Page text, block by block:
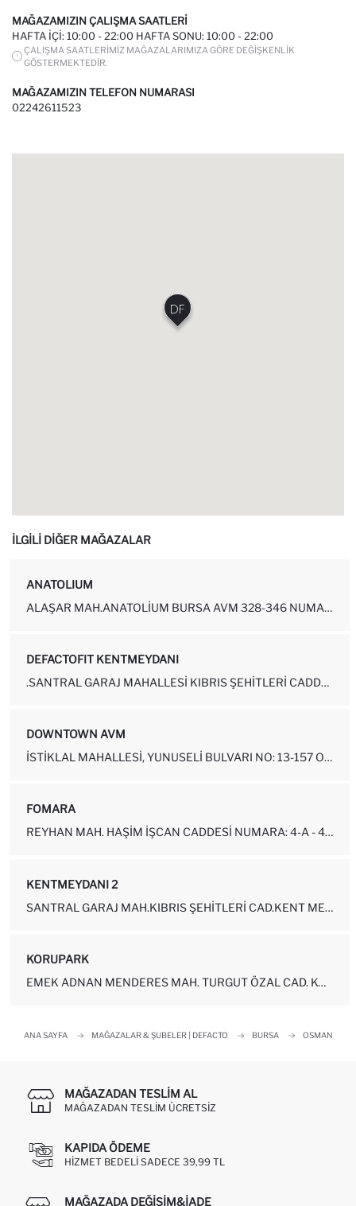
MAĞAZAMIZIN ÇALIŞMA SAATLERI
HAFTA IÇI: 10:00 - 22:00 HAFTA SONU: 10:00 - 22:00
ÇALIŞMA SAATLERIMIZ MAĞAZALARIMIZA GÖRE DEĞIŞKENLIK
GÖSTERMEKTEDIR.
MAĞAZAMIZIN TELEFON NUMARASI
02242611523
İLGİLİ DİĞER MAĞAZALAR
ANATOLIUM
ALAŞAR MAH.ANATOLIUM BURSA AVM 328-346 NUMARALI OSMANGAZI - BURSA
DEFACTOFIT KENTMEYDANI
.SANTRAL GARAJ MAHALLESI KIBRIS ŞEHITLERI CADDESI NUMARA: 64-Z08 OS...
DOWNTOWN AVM
İSTIKLAL MAHALLESI, YUNUSELI BULVARI NO: 13-157 OSMANGAZI-BURSA
FOMARA
REYHAN MAH. HAŞIM İŞCAN CADDESI NUMARA: 4-A - 4-B OSMANGAZI - BURSA
KENTMEYDANI 2
SANTRAL GARAJ MAH.KIBRIS ŞEHITLERI CAD.KENT MEYDANI AVM NO: 64 MAĞA...
KORUPARK
EMEK ADNAN MENDERES MAH. TURGUT ÖZAL CAD. KORUPARK AVM NO: 2-150B
ANA SAYFA MAĞAZALAR & ŞUBELER | DEFACTO BURSA OSMANGAZI
MAĞAZADAN TESLIM AL
MAĞAZADAN TESLIM ÜCRETSIZ
KAPIDA ÖDEME
HIZMET BEDELI SADECE 39,99 TL
MAĞAZADA DEĞIŞIM&İADE